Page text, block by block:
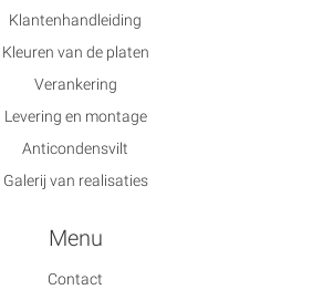
Klantenhandleiding
Kleuren van de platen
Verankering
Levering en montage
Anticondensvilt
Galerij van realisaties
Menu
Contact